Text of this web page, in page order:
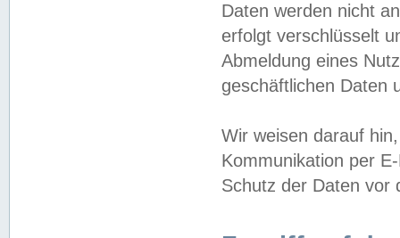
Daten werden nicht
erfolgt verschlüsselt
Abmeldung eines
geschäftlichen Daten
Wir weisen darauf
Kommunikation per
Schutz der Daten vor